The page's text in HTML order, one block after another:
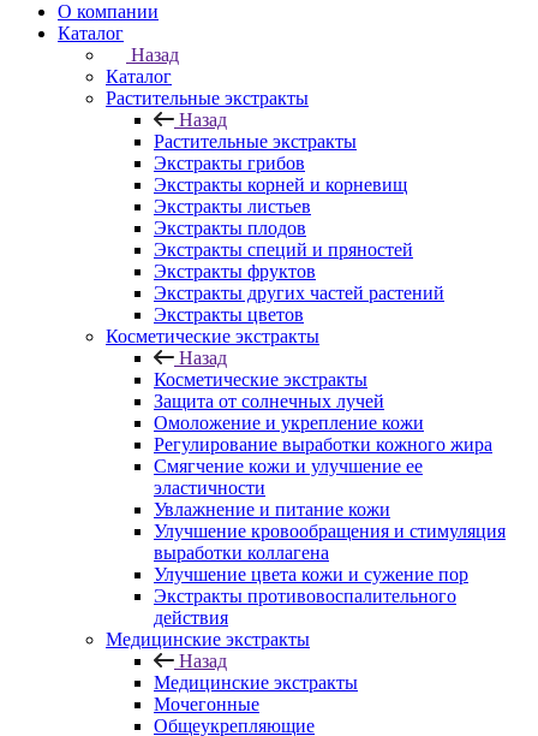
О компании
Каталог
Назад
Каталог
Растительные экстракты
Назад
Растительные экстракты
Экстракты грибов
Экстракты корней и корневищ
Экстракты листьев
Экстракты плодов
Экстракты специй и пряностей
Экстракты фруктов
Экстракты других частей растений
Экстракты цветов
Косметические экстракты
Назад
Косметические экстракты
Защита от солнечных лучей
Омоложение и укрепление кожи
Регулирование выработки кожного жира
Смягчение кожи и улучшение ее
эластичности
Увлажнение и питание кожи
Улучшение кровообращения и стимуляция
выработки коллагена
Улучшение цвета кожи и сужение пор
Экстракты противовоспалительного
действия
Медицинские экстракты
Назад
Медицинские экстракты
Мочегонные
Общеукрепляющие